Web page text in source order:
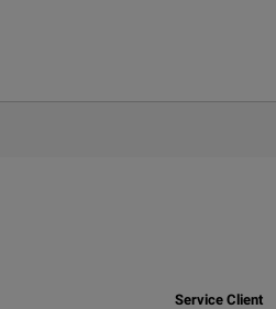
Service Client